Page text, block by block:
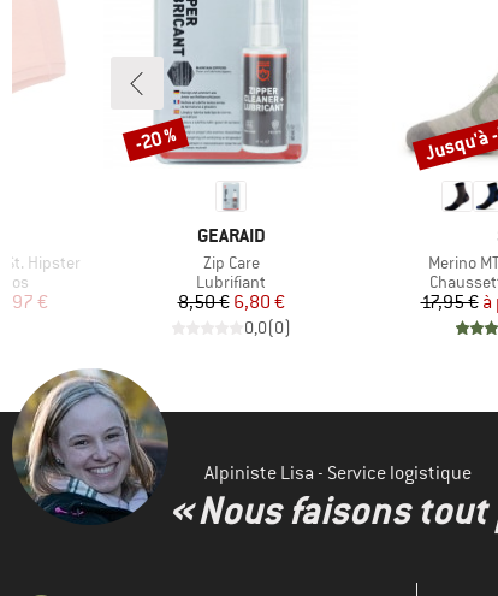
Hipster
€
MARQUE
GEARAID
Article
Zip Care
Product group
Lubrifiant
Prix
8,50 €Prix réduit
6,80 €
0,0(0)
Remise
-20 %
Article
Merino
Product
17,95 € à
Remise
Jusqu'à
Alpiniste Lisa - Service logistique
« Nous faisons